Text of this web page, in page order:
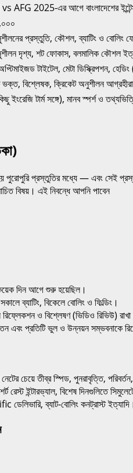
AFG 2025-এর আগে বাংলাদেশের
প্রস্তুতি, কৌশল, ব্যাটিং ও বোলিং
দৃশ্য, শট ফোকাস, বলমালিক কৌশল
টাইটেল, মেটা ডিস্ক্রিপশন,
ভক্ত, বিশ্লেষক, ক্রিকেট অনুশীলন
ইংরেজি টার্ম সঙ্গে), মানব স্পর্শ ও
পুরোপুরি প্রস্তুতির মধ্যে — এবং সেই
বিষয়। এই নিবন্ধে আপনি পাবেন
দিন আগে শুরু হয়েছিল।
ব্যাটিং, বিকেলে বোলিং ও ফিল্ডিং।
ও বিশ্লেষণ (ভিডিও রিভিউ)
এবং প্রতিটি ভুল ও উন্নয়ন সম্ভবনাকে
নেটের চেয়ে তীব্র স্পিড, পুনরাবৃত্তি,
রেস্ট ইন্টারভ্যাল, বিশেষ দিনগুলিতে
ব্যাট-বোলিং কনট্রাস্ট ইত্যাদি।